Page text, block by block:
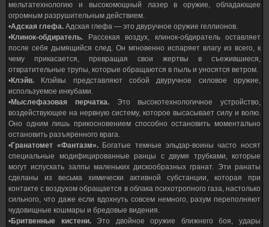
мельтатехнологию и высокомощный лазер в оружие, обладающее
огромным разрушительным действием.
•Адская глефа. Адская глефа — это двуручное оружие геллионов.
•Клинок-обдиратель. Рассекая воздух, клинок-обдиратель оставляет
после себя дымящийся след. Он мгновенно испаряет влагу из всего, к
чему прикасается, превращая свои жертвы в съежившиеся,
отвратительные трупы, которые обращаются в пыль и уносятся ветром.
•Клэйв. Клэйвы представляют собой двуручное силовое оружие,
используемое инкубами.
•Мыслефазовая перчатка.Это высокотехнологичное устройство,
воздействующее на нервную систему, которое высасывает силу и волю.
Оно одним лишь прикосновением способно остановить моментально
остановить разъяренного врага.
•Гранатомет «Фантазм».Богатые темные эльдар-воины часто носят
специальные модифицированные ранцы с двумя трубками, которые
могут испускать залпы маленьких дискообразных гранат. Эти ранаты
сделаны из весьма химически активной субстанции, которая при
контакте с воздухом обращается в облака психотропного газа, настолько
сильного, что даже если вдохнуть совсем немного, разум переполняют
чудовищные кошмары и бредовые видения.
•Бритвенные кистени.Это двойное оружие ближнего боя, удары